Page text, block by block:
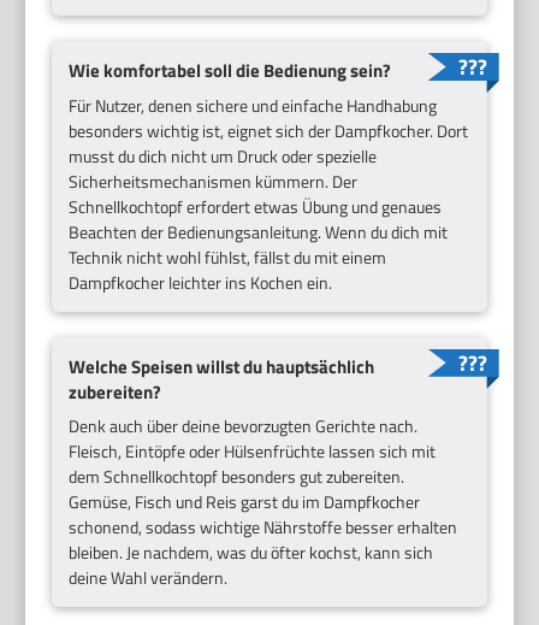
Wie komfortabel soll die Bedienung sein?
Für Nutzer, denen sichere und einfache Handhabung
besonders wichtig ist, eignet sich der Dampfkocher. Dort
musst du dich nicht um Druck oder spezielle
Sicherheitsmechanismen kümmern. Der
Schnellkochtopf erfordert etwas Übung und genaues
Beachten der Bedienungsanleitung. Wenn du dich mit
Technik nicht wohl fühlst, fällst du mit einem
Dampfkocher leichter ins Kochen ein.
Welche Speisen willst du hauptsächlich
zubereiten?
Denk auch über deine bevorzugten Gerichte nach.
Fleisch, Eintöpfe oder Hülsenfrüchte lassen sich mit
dem Schnellkochtopf besonders gut zubereiten.
Gemüse, Fisch und Reis garst du im Dampfkocher
schonend, sodass wichtige Nährstoffe besser erhalten
bleiben. Je nachdem, was du öfter kochst, kann sich
deine Wahl verändern.